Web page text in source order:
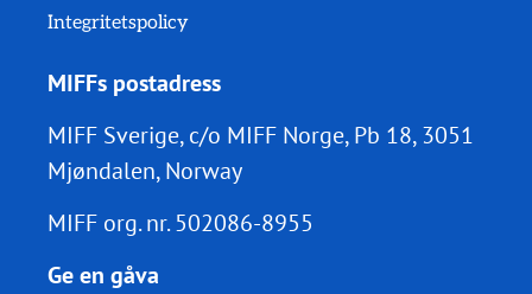
Integritetspolicy
MIFFs postadress
MIFF Sverige, c/o MIFF Norge, Pb 18, 3051
Mjøndalen, Norway
MIFF org. nr.502086-8955
Ge en gåva